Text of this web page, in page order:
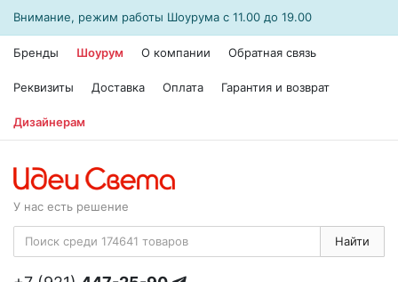
Внимание, режим работы Шоурума с 11.00 до 19.00
Бренды Шоурум О компании Обратная связь
Реквизиты Доставка Оплата Гарантия и возврат
Дизайнерам
У нас есть решение
Найти